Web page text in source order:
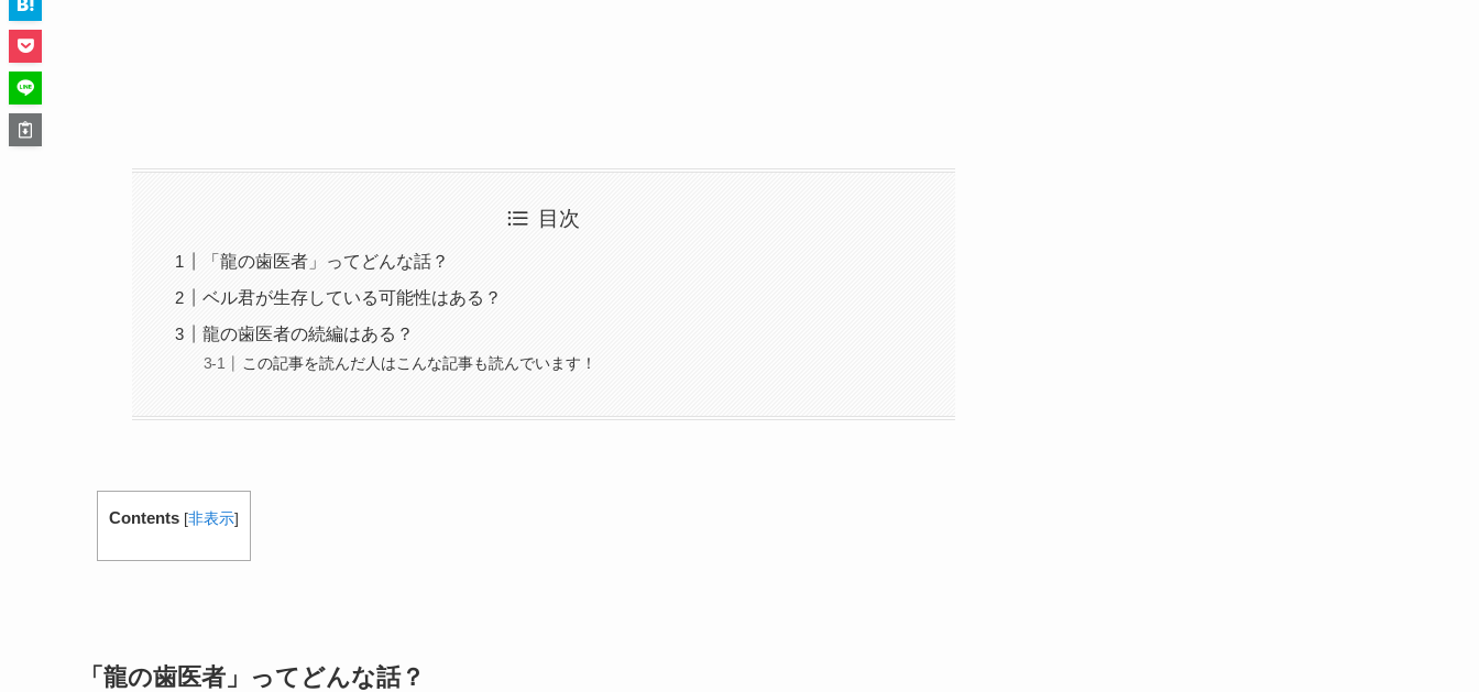
目次
「龍の歯医者」ってどんな話？
ベル君が生存している可能性はある？
龍の歯医者の続編はある？
この記事を読んだ人はこんな記事も読んでいます！
Contents [非表示]
「龍の歯医者」ってどんな話？